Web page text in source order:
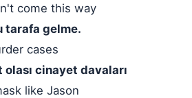
come this way
tarafa gelme.
cases
cinayet davaları
like Jason